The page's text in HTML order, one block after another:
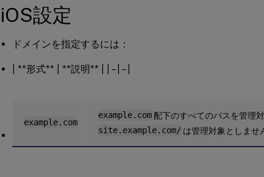
iOS設定
ドメインを指定するには：
| **形式** | **説明** | | – | – |
example.com
example.com配下のすべてのパスを管理
site.example.com/ は管理対象としませ